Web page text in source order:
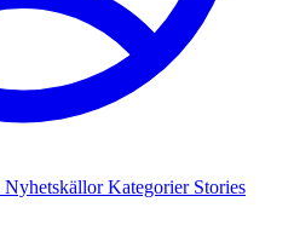
NyhetskällorKategorier Stories